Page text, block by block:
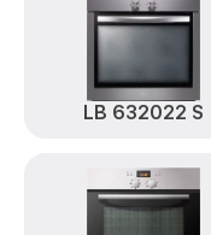
LB 632022 S